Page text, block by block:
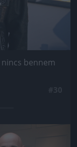
nincs bennem